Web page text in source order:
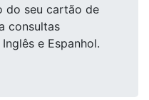
do seu cartão de
consultas
e Espanhol.